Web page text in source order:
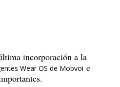
incorporación a la
Wear OS de Mobvoi e